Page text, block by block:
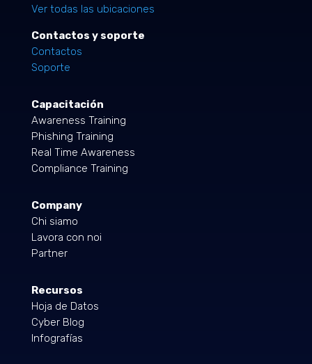
Ver todas las ubicaciones
Contactos y soporte
Contactos
Soporte
Capacitación
Awareness Training
Phishing Training
Real Time Awareness
Compliance Training
Company
Chi siamo
Lavora con noi
Partner
Recursos
Hoja de Datos
Cyber Blog
Infografías